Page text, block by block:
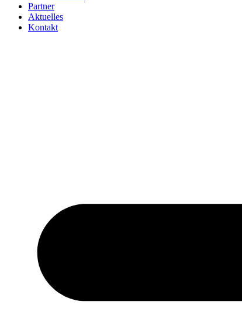
Partner
Aktuelles
Kontakt